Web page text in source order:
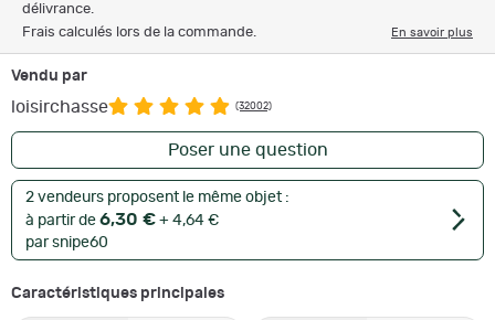
délivrance.
Frais calculés lors de la commande.
En savoir plus
Vendu par
loisirchasse (32002)
Poser une question
2 vendeurs proposent le même objet :
à partir de 6,30 € + 4,64 €
par snipe60
Caractéristiques principales